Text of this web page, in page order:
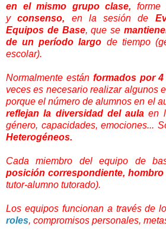
en el mismo grupo clase, forme
yconsenso, en la sesión de
Equipos de Base, que se
de un período largo de tiempo
escolar).
Normalmente están formados por
veces es necesario realizar algunos
porque el número de alumnos en el
reflejan la diversidad del aula en
género, capacidades, emociones...
Heterogéneos.
Cada miembro del equipo de
posición correspondiente,
tutor-alumno tutorado).
Los equipos funcionan a través de
roles, compromisos personales,